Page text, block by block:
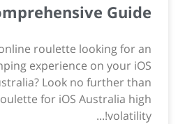
Guide
roulette looking for an
experience on your iOS
Look no further than
for iOS Australia high
volatility!...